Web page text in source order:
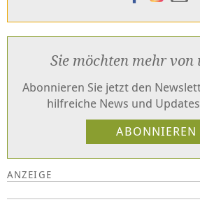
Sie möchten mehr von
Abonnieren Sie jetzt den
hilfreiche News und